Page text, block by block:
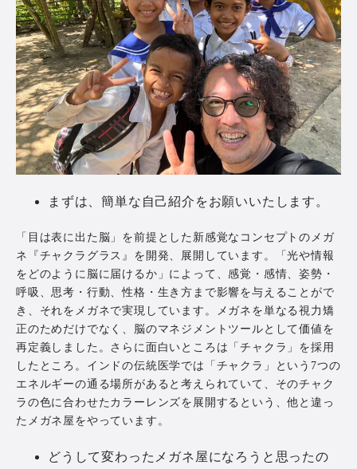
まずは、簡単な自己紹介をお願いいたします。
「目は表に出た脳」を前提とした新感覚なコンセプトのメガ
ネ『チャクラグラス』を開発、展開しています。「光や情報
をどのように脳に届けるか」によって、感覚・感情、姿勢・
呼吸、思考・行動、性格・生き方まで影響を与えることがで
き、それをメガネで実現しています。メガネを単なる視力矯
正のためだけでなく、脳のマネジメントツールとして価値を
再定義しました。さらに面白いところは「チャクラ」を採用
したところ。インドの伝統医学では「チャクラ」という7つの
エネルギーの通る場所があると考えられていて、そのチャク
ラの色に合わせたカラーレンズを展開するという、他と違っ
たメガネ屋をやっています。
どうして変わったメガネ屋になろうと思ったの